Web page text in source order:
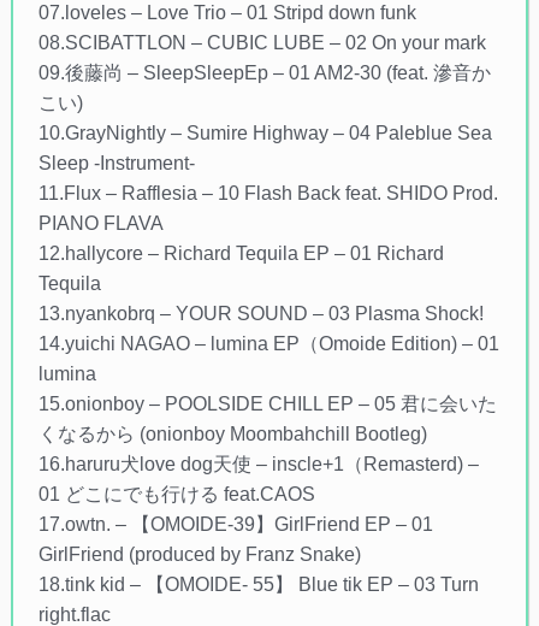
07.loveles – Love Trio – 01 Stripd down funk
08.SCIBATTLON – CUBIC LUBE – 02 On your mark
09.後藤尚 – SleepSleepEp – 01 AM2-30 (feat. 滲音か
こい)
10.GrayNightly – Sumire Highway – 04 Paleblue Sea
Sleep -Instrument-
11.Flux – Rafflesia – 10 Flash Back feat. SHIDO Prod.
PIANO FLAVA
12.hallycore – Richard Tequila EP – 01 Richard
Tequila
13.nyankobrq – YOUR SOUND – 03 Plasma Shock!
14.yuichi NAGAO – lumina EP（Omoide Edition) – 01
lumina
15.onionboy – POOLSIDE CHILL EP – 05 君に会いた
くなるから (onionboy Moombahchill Bootleg)
16.haruru犬love dog天使 – inscle+1（Remasterd) –
01 どこにでも行ける feat.CAOS
17.owtn. – 【OMOIDE​-​39】GirlFriend EP – 01
GirlFriend (produced by Franz Snake)
18.tink kid – 【OMOIDE- 55】 Blue tik EP – 03 Turn
right.flac